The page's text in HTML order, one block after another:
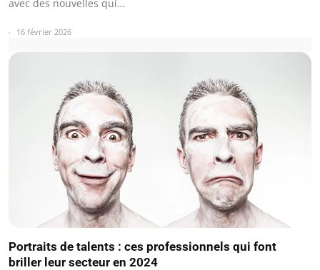
avec des nouvelles qui…
16 février 2026
Portraits de talents : ces professionnels qui font
briller leur secteur en 2024